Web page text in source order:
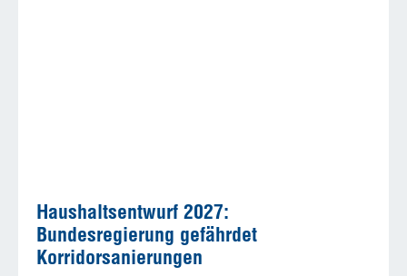
Haushaltsentwurf 2027:
Bundesregierung gefährdet
Korridorsanierungen